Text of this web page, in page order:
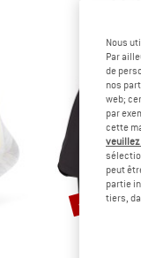
Remise
-35 %
Nous
Par
de
nos
web;
par
cette
peut
partie
tiers,